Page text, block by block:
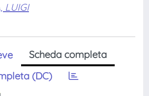
LUIGI
Scheda completa
(DC)